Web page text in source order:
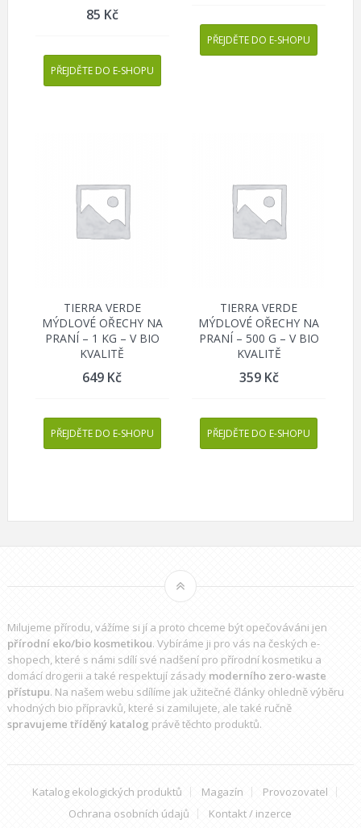
85 Kč
PŘEJDĚTE DO E-SHOPU
PŘEJDĚTE DO E-SHOPU
TIERRA VERDE
MÝDLOVÉ OŘECHY NA
PRANÍ – 1 KG – V BIO
KVALITĚ
649 Kč
PŘEJDĚTE DO E-SHOPU
TIERRA VERDE
MÝDLOVÉ OŘECHY NA
PRANÍ – 500 G – V BIO
KVALITĚ
359 Kč
PŘEJDĚTE DO E-SHOPU
Milujeme přírodu, vážíme si jí a proto chceme být opečováváni jen
přírodní eko/bio kosmetikou. Vybíráme ji pro vás na českých e-
shopech, které s námi sdílí své nadšení pro přírodní kosmetiku a
domácí drogerii a také respektují zásady moderního zero-waste
přístupu. Na našem webu sdílíme jak užitečné články ohledně výběru
vhodných bio přípravků, které si zamilujete, ale také ručně
spravujeme tříděný katalog právě těchto produktů.
Katalog ekologických produktů Magazín
Provozovatel
Ochrana osobních údajů
Kontakt / inzerce